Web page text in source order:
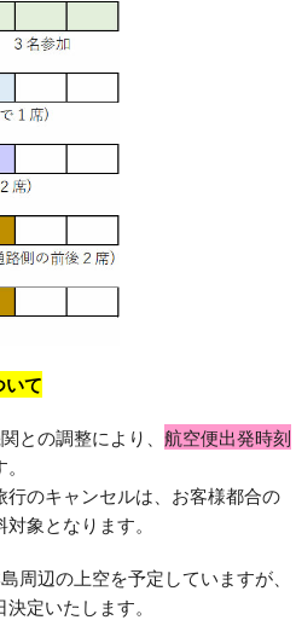
て
との調整により、 航空便出発時刻
のキャンセルは、お客様都合の
象となります。
周辺の上空を予定していますが、
定いたします。